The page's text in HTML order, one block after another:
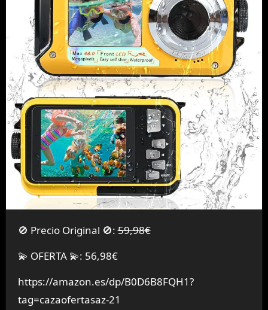
🚫 Precio Original 🚫:59,98€
💫 OFERTA 💫: 56,98€
https://amazon.es/dp/B0D6B8FQH1?
tag=cazaofertasaz-21